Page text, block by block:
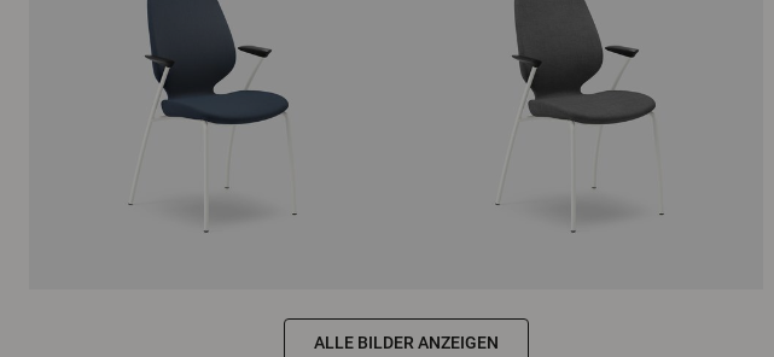
ALLE BILDER ANZEIGEN